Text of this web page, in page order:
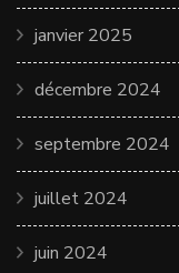
janvier 2025
décembre 2024
septembre 2024
juillet 2024
juin 2024